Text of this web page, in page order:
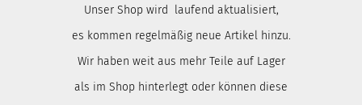
Unser Shop wird laufend aktualisiert,
es kommen regelmäßig neue Artikel hinzu.
Wir haben weit aus mehr Teile auf Lager
als im Shop hinterlegt oder können diese